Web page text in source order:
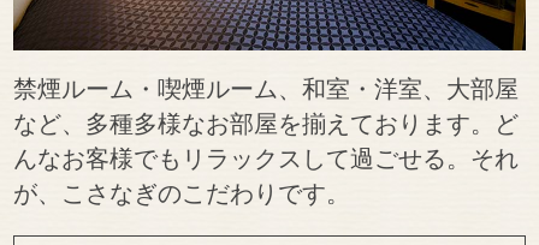
禁煙ルーム・喫煙ルーム、和室・洋室、大部屋
など、多種多様なお部屋を揃えております。ど
んなお客様でもリラックスして過ごせる。それ
が、こさなぎのこだわりです。